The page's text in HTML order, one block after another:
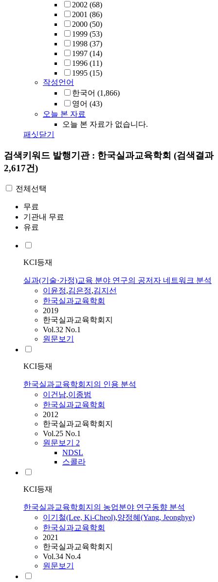
2002 (68)
2001 (86)
2000 (50)
1999 (53)
1998 (37)
1997 (14)
1996 (11)
1995 (15)
작성언어
한국어 (1,866)
영어 (43)
오늘 본 자료
오늘 본 자료가 없습니다.
패싯닫기
검색키워드 발행기관 : 한국실과교육학회 (검색결과
2,617건)
전체선택
무료
기관내 무료
유료
KCI등재
실과(기술·가정)교육 분야 연구의 공저자 네트워크 분석
이윤정,김은정,김지선
한국실과교육학회
2019
한국실과교육학회지
Vol.32 No.1
원문보기
KCI등재
한국실과교육학회지의 인용 분석
이건남,이종범
한국실과교육학회
2012
한국실과교육학회지
Vol.25 No.1
원문보기 2
NDSL
스콜라
KCI등재
한국실과교육학회지의 농업분야 연구동향 분석
이기철(Lee, Ki-Cheol),양정혜(Yang, Jeonghye)
한국실과교육학회
2021
한국실과교육학회지
Vol.34 No.4
원문보기